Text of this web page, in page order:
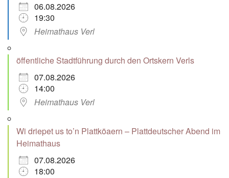
06.08.2026
19:30
Heimathaus Verl
öffentliche Stadtführung durch den Ortskern Verls
07.08.2026
14:00
Heimathaus Verl
Wi driepet us to’n Plattköaern – Plattdeutscher Abend im
Heimathaus
07.08.2026
18:00